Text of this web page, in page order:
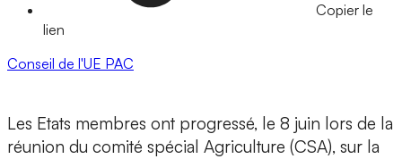
Copier le
lien
Conseil de l'UE PAC
Les Etats membres ont progressé, le 8 juin lors de la
réunion du comité spécial Agriculture (CSA), sur la